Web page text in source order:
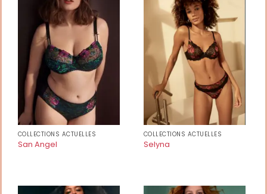
COLLECTIONS ACTUELLES
San Angel
COLLECTIONS ACTUELLES
Selyna